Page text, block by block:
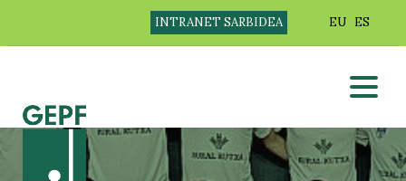
INTRANET SARBIDEA EU ES